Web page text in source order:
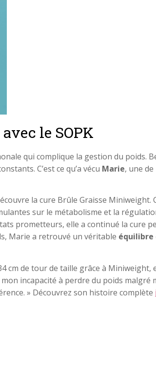
le SOPK
qui complique la gestion du poids.
C’est ce qu’a vécu Marie, une
la cure Brûle Graisse
sur le métabolisme et la
prometteurs, elle a continué la cure
Marie a retrouvé un véritable équilibre
cm de tour de taille grâce à Miniweight,
incapacité à perdre du poids malgré
» Découvrez son histoire complète